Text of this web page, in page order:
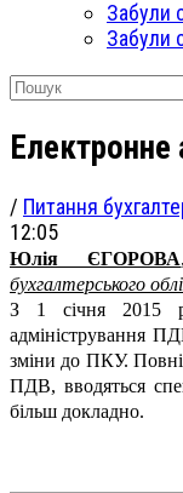
Забули
Забули
Електронне
/ Питання
12:05
Юлія ЄГОРОВА
бухгалтерського
З 1 січня 2015
адміністрування
зміни до ПКУ.
ПДВ, вводяться
більш докладно.